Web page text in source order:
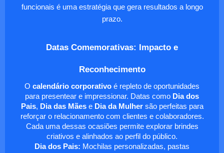
funcionais é uma estratégia que gera resultados a longo
prazo.
Datas Comemorativas: Impacto e
Reconhecimento
O calendário corporativo é repleto de oportunidades
para presentear e impressionar. Datas como Dia dos
Pais, Dia das Mãese Dia da Mulhersão perfeitas para
reforçar o relacionamento com clientes e colaboradores.
Cada uma dessas ocasiões permite explorar brindes
criativos e alinhados ao perfil do público.
Dia dos Pais: Mochilas personalizadas, pastas